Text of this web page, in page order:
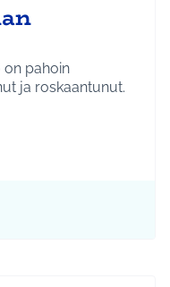
pahoin
ja roskaantunut.